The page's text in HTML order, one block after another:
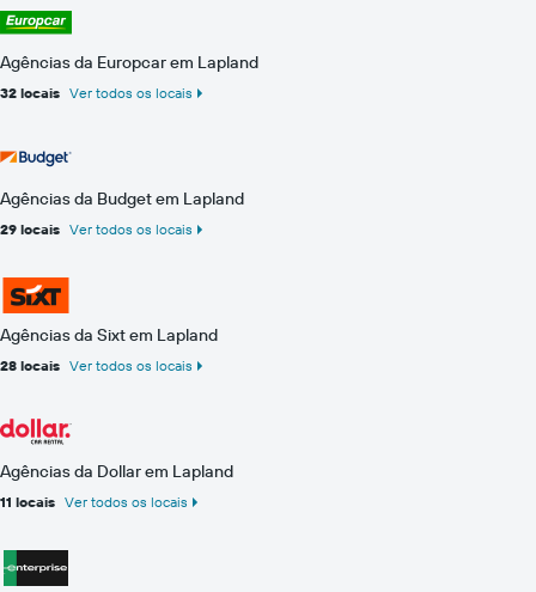
Agências da Europcar em Lapland
32 locais Ver todos os locais
Agências da Budget em Lapland
29 locais Ver todos os locais
Agências da Sixt em Lapland
28 locais Ver todos os locais
Agências da Dollar em Lapland
11 locais Ver todos os locais